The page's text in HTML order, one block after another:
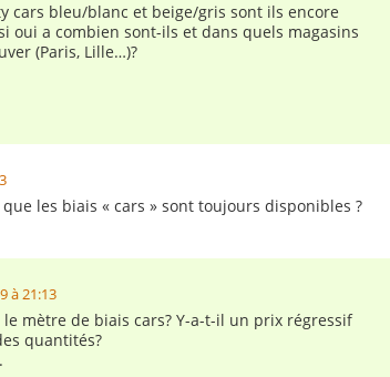
cars bleu/blanc et beige/gris sont ils encore
oui a combien sont-ils et dans quels magasins
(Paris, Lille…)?
les biais « cars » sont toujours disponibles ?
à 21:13
le mètre de biais cars? Y-a-t-il un prix régressif
quantités?